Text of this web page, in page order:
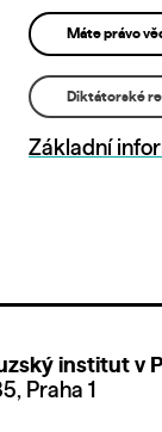
Máte právo
Diktátorské
Základní
institut v
Praha 1